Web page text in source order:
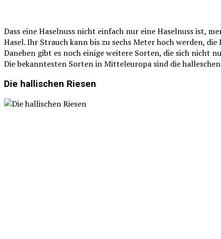
Dass eine Haselnuss nicht einfach nur eine Haselnuss ist,
Hasel. Ihr Strauch kann bis zu sechs Meter hoch werden,
Daneben gibt es noch einige weitere Sorten, die sich nicht
Die bekanntesten Sorten in Mitteleuropa sind die
Die hallischen Riesen